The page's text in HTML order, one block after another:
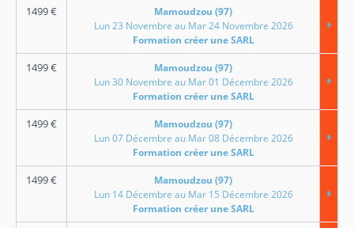
1499€
Mamoudzou (97)
Lun 23 Novembre au Mar 24 Novembre 2026
Formation créer une SARL
1499€
Mamoudzou (97)
Lun 30 Novembre au Mar 01 Décembre 2026
Formation créer une SARL
1499€
Mamoudzou (97)
Lun 07 Décembre au Mar 08 Décembre 2026
Formation créer une SARL
1499€
Mamoudzou (97)
Lun 14 Décembre au Mar 15 Décembre 2026
Formation créer une SARL